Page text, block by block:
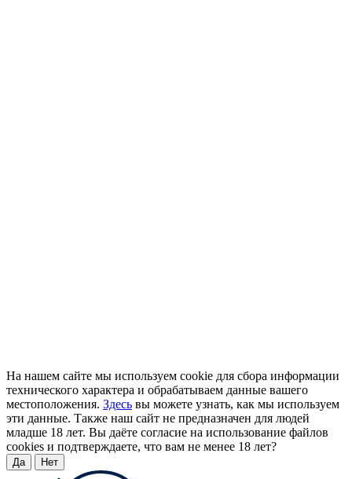
На нашем сайте мы используем cookie для сбора информации
технического характера и обрабатываем данные вашего
местоположения. Здесь вы можете узнать, как мы используем
эти данные. Также наш сайт не предназначен для людей
младше 18 лет. Вы даёте согласие на использование файлов
cookies и подтверждаете, что вам не менее 18 лет?
Да Нет